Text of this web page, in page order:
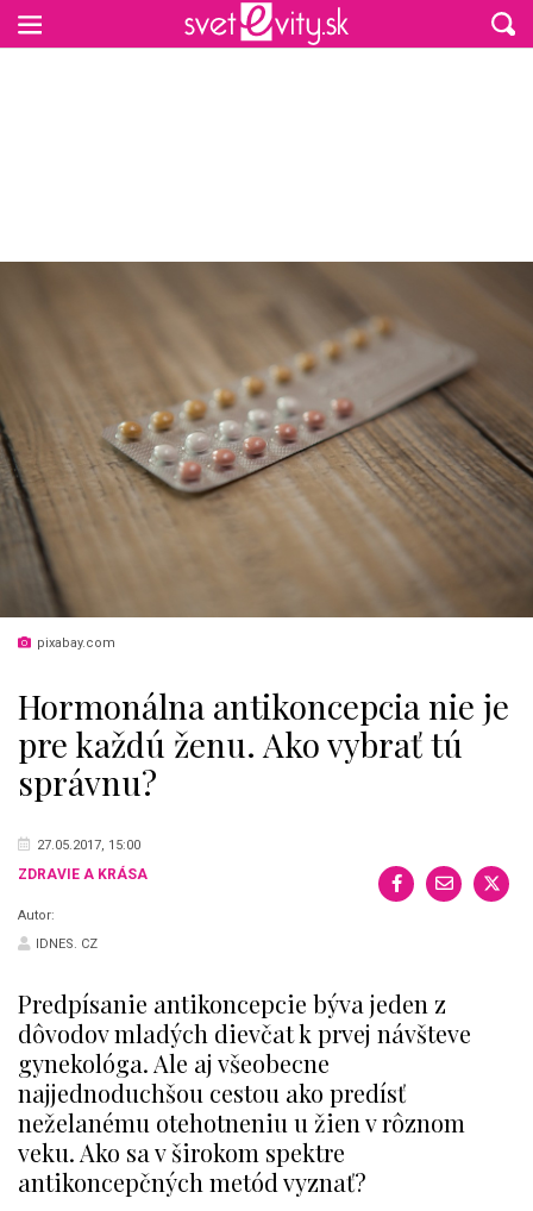
pixabay.com
Hormonálna antikoncepcia nie je
pre každú ženu. Ako vybrať tú
správnu?
27.05.2017, 15:00
ZDRAVIE A KRÁSA
Autor:
IDNES. CZ
Predpísanie antikoncepcie býva jeden z
dôvodov mladých dievčat k prvej návšteve
gynekológa. Ale aj všeobecne
najjednoduchšou cestou ako predísť
neželanému otehotneniu u žien v rôznom
veku. Ako sa v širokom spektre
antikoncepčných metód vyznať?